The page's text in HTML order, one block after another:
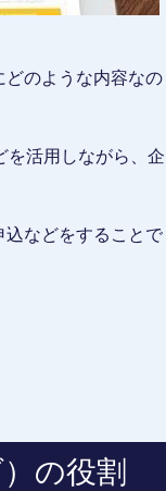
どのような内容なの
を活用しながら、企
込などをすることで
の役割